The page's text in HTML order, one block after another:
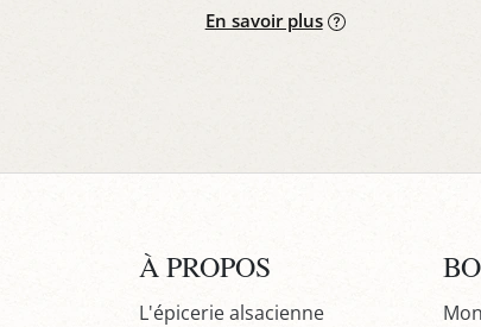
En savoir plus
À PROPOS
L'épicerie alsacienne